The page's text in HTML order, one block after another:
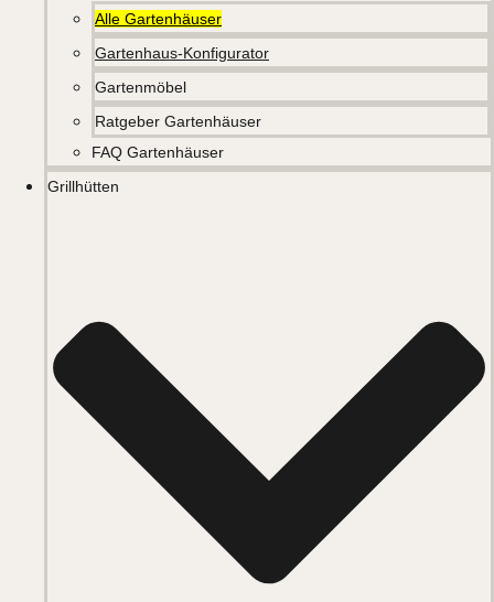
Alle Gartenhäuser
Gartenhaus-Konfigurator
Gartenmöbel
Ratgeber Gartenhäuser
FAQ Gartenhäuser
Grillhütten